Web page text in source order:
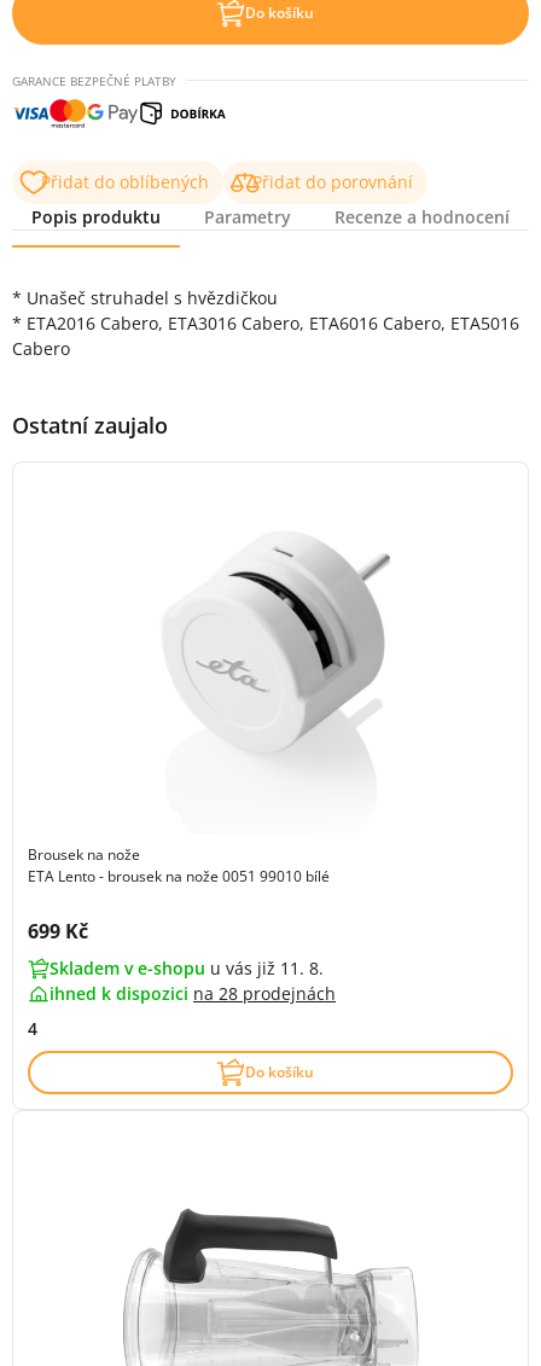
Do košíku
GARANCE BEZPEČNÉ PLATBY
Přidat do oblíbených
Přidat do porovnání
Popis produktu
Parametry Recenze a hodnocení
* Unašeč struhadel s hvězdičkou
* ETA2016 Cabero, ETA3016 Cabero, ETA6016 Cabero, ETA5016
Cabero
Ostatní zaujalo
Brousek na nože
ETA Lento - brousek na nože 0051 99010 bílé
Cena s DPH:
699 Kč
Skladem v e-shopu u vás již 11. 8.
ihned k dispozici na 28 prodejnách
4
Do košíku